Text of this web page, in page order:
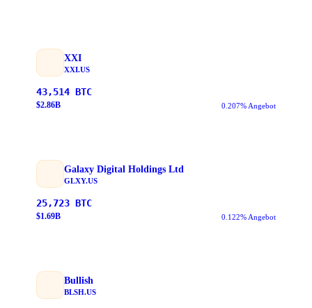
XXI
XXI.US
43,514 BTC
$2.86B 0.207% Angebot
Galaxy Digital Holdings Ltd
GLXY.US
25,723 BTC
$1.69B 0.122% Angebot
Bullish
BLSH.US